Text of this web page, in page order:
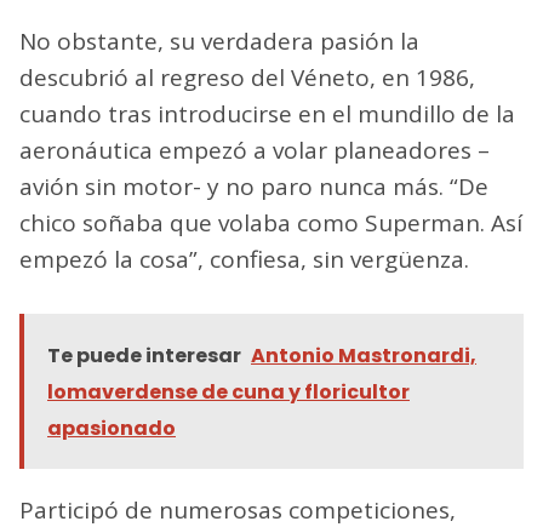
No obstante, su verdadera pasión la
descubrió al regreso del Véneto, en 1986,
cuando tras introducirse en el mundillo de la
aeronáutica empezó a volar planeadores –
avión sin motor- y no paro nunca más. “De
chico soñaba que volaba como Superman. Así
empezó la cosa”, confiesa, sin vergüenza.
Te puede interesar Antonio Mastronardi,
lomaverdense de cuna y floricultor
apasionado
Participó de numerosas competiciones,